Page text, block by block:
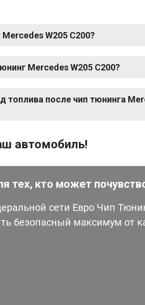
W205 C200?
Mercedes W205 C200?
топлива после чип тюнинга
автомобиль!
тех, кто может
сети Евро Чип
безопасный максимум от